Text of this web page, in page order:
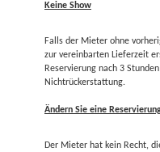
Keine Show
Falls der Mieter ohne
zur vereinbarten Lieferzeit
Reservierung nach 3
Nichtrückerstattung.
Ändern Sie eine
Der Mieter hat kein Recht,